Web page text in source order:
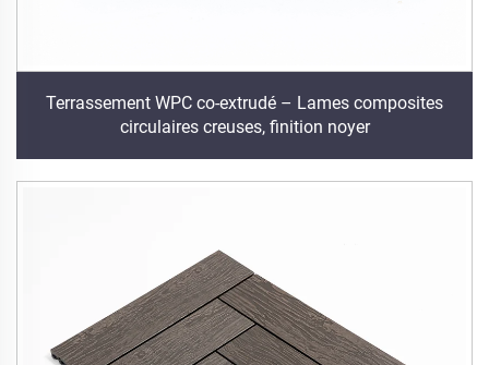
Terrassement WPC co-extrudé – Lames composites
circulaires creuses, finition noyer